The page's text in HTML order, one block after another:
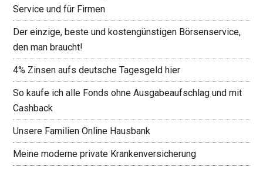
Service und für Firmen
Der einzige, beste und kostengünstigen Börsenservice,
den man braucht!
4% Zinsen aufs deutsche Tagesgeld hier
So kaufe ich alle Fonds ohne Ausgabeaufschlag und mit
Cashback
Unsere Familien Online Hausbank
Meine moderne private Krankenversicherung